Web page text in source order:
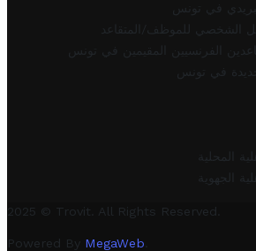
في تونس
الشخصي للموظف/المتقاعد
الفرنسيين المقيمين في تونس
في تونس
المحلية
الجهوية
2025 © Trovit. All Rights Reserved.
Powered By MegaWeb